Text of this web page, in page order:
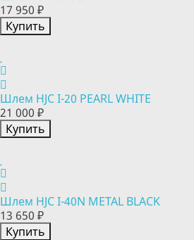
17 950 ₽
Купить
Шлем HJC I-20 PEARL WHITE
21 000 ₽
Купить
Шлем HJC I-40N METAL BLACK
13 650 ₽
Купить